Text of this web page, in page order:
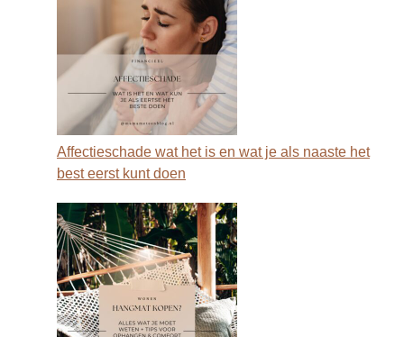
Affectieschade wat het is en wat je als naaste het
best eerst kunt doen